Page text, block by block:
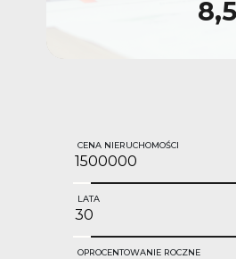
CENA NIERUCHOMOŚCI
LATA
OPROCENTOWANIE ROCZNE